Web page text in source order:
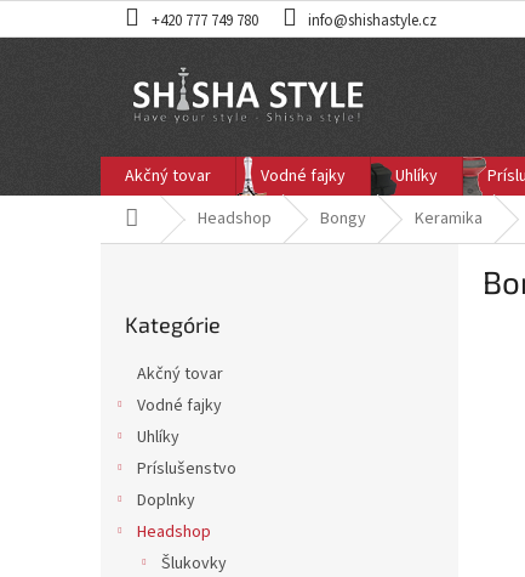
na
+420 777 749 780 info@shishastyle.cz
Akčný tovar Vodné fajky Uhlíky
DomovHeadshop Bongy Keramika
kategórie
Kategórie
Akčný tovar
Vodné fajky
Uhlíky
Príslušenstvo
Doplnky
Headshop
Šlukovky